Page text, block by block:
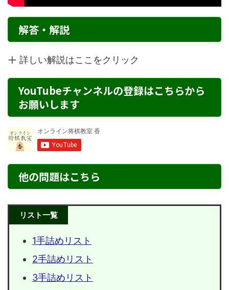
解答・解説
詳しい解説はここをクリック
YouTubeチャンネルの登録はこちらから
お願いします
他の問題はこちら
リスト一覧
1手詰めリスト
2手詰めリスト
3手詰めリスト